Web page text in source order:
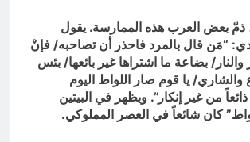
ذمّ بعض العرب هذه الممارسة. يقول
“مَن قال بالمرد فاحذر أن تصاحبه/ فإنْ
بضاعة ما اشتراها غير بائعها/ بئس
والشاري/ يا قوم صار اللواط اليوم
من غير إنكار”. ويظهر في البيتين
كان شائعاً في العصر المملوكي.